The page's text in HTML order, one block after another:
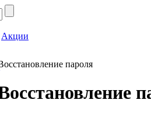
Акции
пароля